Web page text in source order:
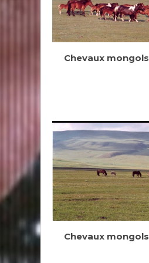
Chevaux mongols
Chevaux mongols